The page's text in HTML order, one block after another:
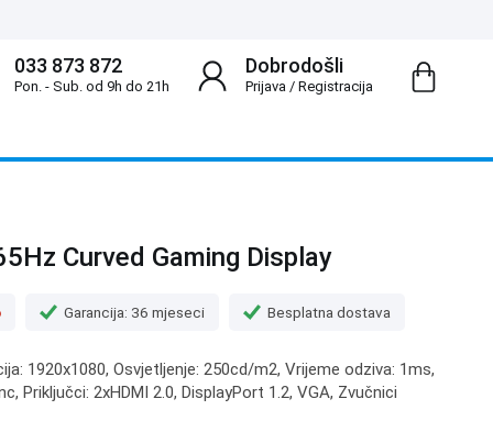
Dobrodošli
Prijava/ Registracija
033 873 872
Pon. - Sub. od 9h do 21h
Curved Gaming Display
Garancija: 36 mjeseci Besplatna dostava
1920x1080, Osvjetljenje: 250cd/m2, Vrijeme odziva: 1ms,
Priključci: 2xHDMI 2.0, DisplayPort 1.2, VGA, Zvučnici